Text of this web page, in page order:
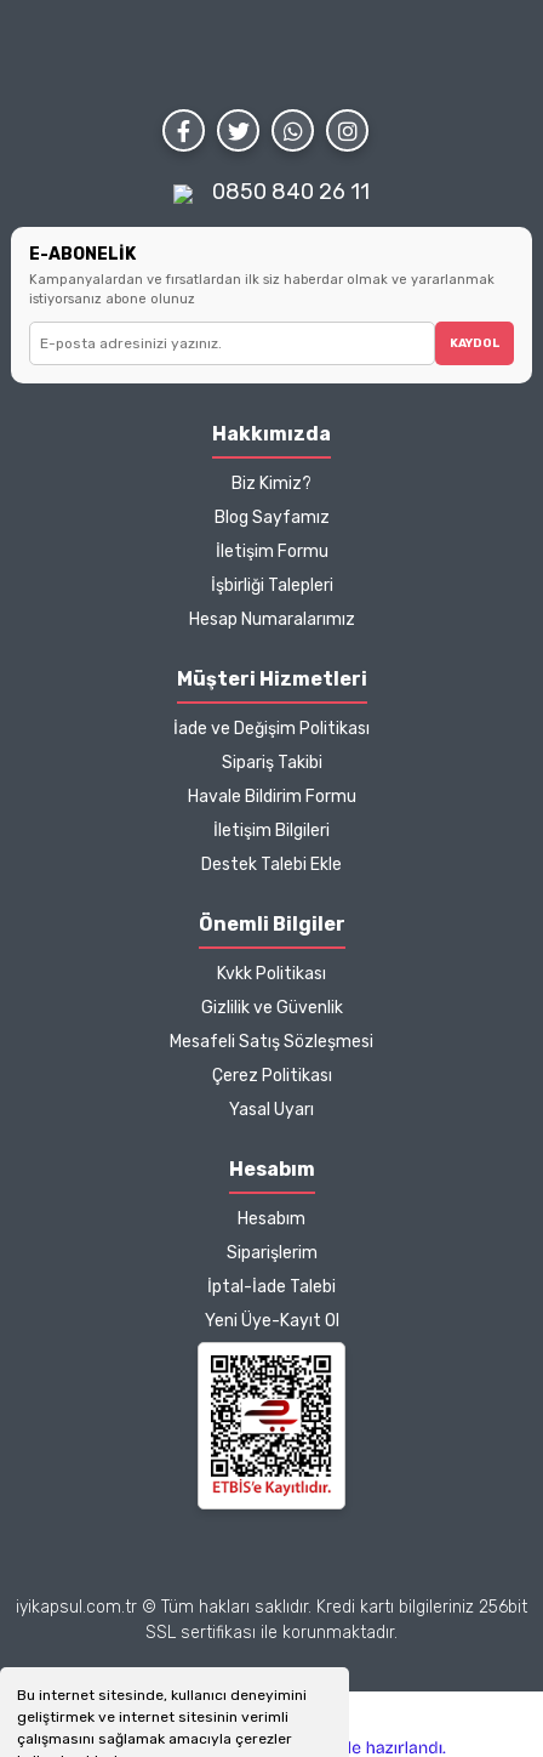
Bu internet sitesinde, kullanıcı deneyimini
geliştirmek ve internet sitesinin verimli
çalışmasını sağlamak amacıyla çerezler
0850 840 26 11
E-ABONELİK
Kampanyalardan ve fırsatlardan ilk siz haberdar olmak ve yararlanmak
istiyorsanız abone olunuz
KAYDOL
Hakkımızda
Biz Kimiz?
Blog Sayfamız
İletişim Formu
İşbirliği Talepleri
Hesap Numaralarımız
Müşteri Hizmetleri
İade ve Değişim Politikası
Sipariş Takibi
Havale Bildirim Formu
İletişim Bilgileri
Destek Talebi Ekle
Önemli Bilgiler
Kvkk Politikası
Gizlilik ve Güvenlik
Mesafeli Satış Sözleşmesi
Çerez Politikası
Yasal Uyarı
Hesabım
Hesabım
Siparişlerim
İptal-İade Talebi
Yeni Üye-Kayıt Ol
iyikapsul.com.tr © Tüm hakları saklıdır. Kredi kartı bilgileriniz 256bit
SSL sertifikası ile korunmaktadır.
ideasoft e-